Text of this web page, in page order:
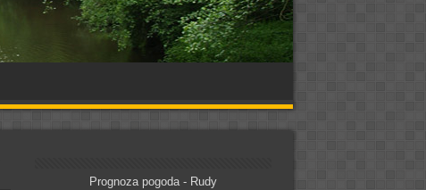
Prognoza pogoda - Rudy